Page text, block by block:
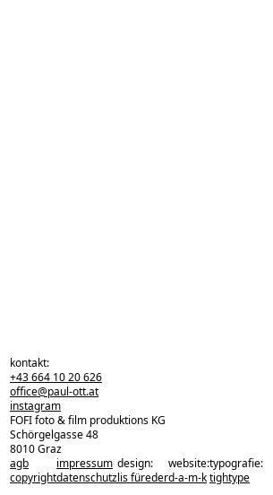
zurück zu den projekten
kontakt:
+43 664 10 20 626
office@paul-ott.at
instagram
FOFI foto & film produktions KG
Schörgelgasse 48
8010 Graz
agb
copyright
impressum
datenschutz
design:
lis füreder
website:
d-a-m-k
typografie:
tightype